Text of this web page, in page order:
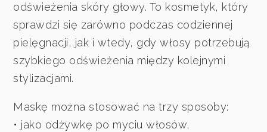
odświeżenia skóry głowy. To kosmetyk, który
sprawdzi się zarówno podczas codziennej
pielęgnacji, jak i wtedy, gdy włosy potrzebują
szybkiego odświeżenia między kolejnymi
stylizacjami.
Maskę można stosować na trzy sposoby:
• jako odżywkę po myciu włosów,